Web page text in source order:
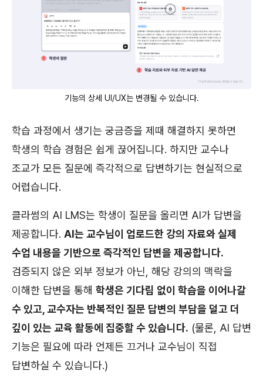
기능의 상세 UI/UX는 변경될 수 있습니다.
학습 과정에서 생기는 궁금증을 제때 해결하지 못하면
학생의 학습 경험은 쉽게 끊어집니다. 하지만 교수나
조교가 모든 질문에 즉각적으로 답변하기는 현실적으로
어렵습니다.
클라썸의 AI LMS는 학생이 질문을 올리면 AI가 답변을
제공합니다. AI는 교수님이 업로드한 강의 자료와 실제
수업 내용을 기반으로 즉각적인 답변을 제공합니다.
검증되지 않은 외부 정보가 아닌, 해당 강의의 맥락을
이해한 답변을 통해 학생은 기다림 없이 학습을 이어나갈
수 있고, 교수자는 반복적인 질문 답변의 부담을 덜고 더
깊이 있는 교육 활동에 집중할 수 있습니다. (물론, AI 답변
기능은 필요에 따라 언제든 끄거나 교수님이 직접
답변하실 수 있습니다.)